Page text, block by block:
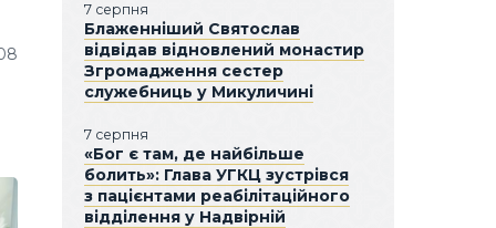
7 серпня
Блаженніший Святослав
відвідав відновлений монастир
Згромадження сестер
служебниць у Микуличині
7 серпня
«Бог є там, де найбільше
болить»: Глава УГКЦ зустрівся
з пацієнтами реабілітаційного
відділення у Надвірній